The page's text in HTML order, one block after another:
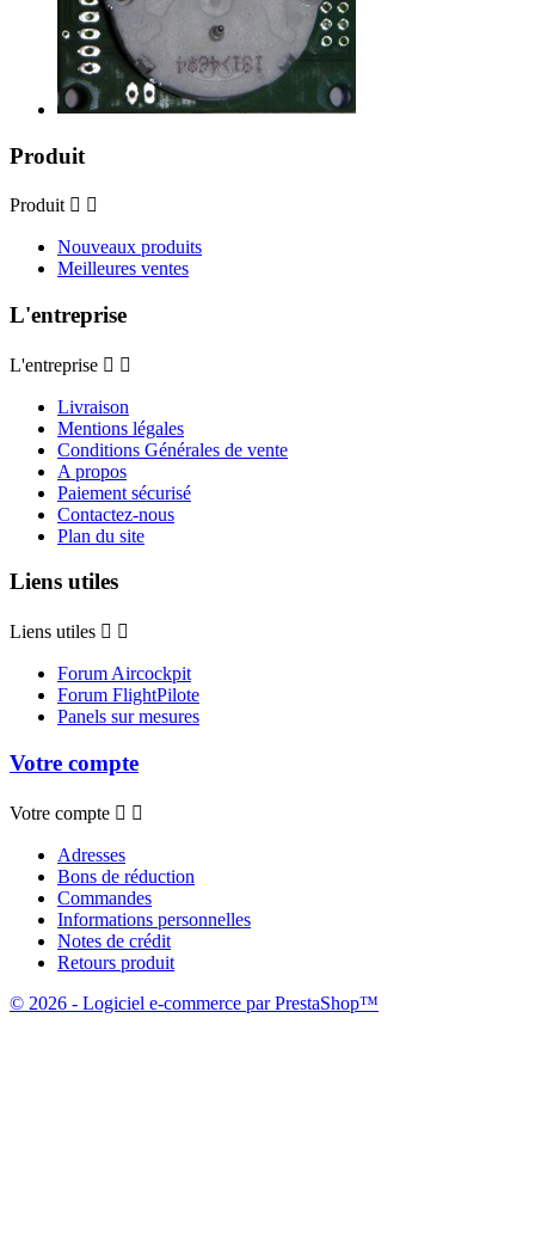
Produit
Produit  
Nouveaux produits
Meilleures ventes
L'entreprise
L'entreprise  
Livraison
Mentions légales
Conditions Générales de vente
A propos
Paiement sécurisé
Contactez-nous
Plan du site
Liens utiles
Liens utiles  
Forum Aircockpit
Forum FlightPilote
Panels sur mesures
Votre compte
Votre compte  
Adresses
Bons de réduction
Commandes
Informations personnelles
Notes de crédit
Retours produit
© 2026 - Logiciel e-commerce par PrestaShop™